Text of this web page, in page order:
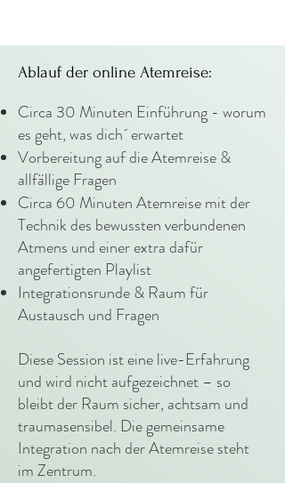
Ablauf der online Atemreise:
Circa 30 Minuten Einführung - worum
es geht, was dich´ erwartet
Vorbereitung auf die Atemreise &
allfällige Fragen
Circa 60 Minuten Atemreise mit der
Technik des bewussten verbundenen
Atmens und einer extra dafür
angefertigten Playlist
Integrationsrunde & Raum für
Austausch und Fragen
Diese Session ist eine live-Erfahrung
und wird nicht aufgezeichnet – so
bleibt der Raum sicher, achtsam und
traumasensibel. Die gemeinsame
Integration nach der Atemreise steht
im Zentrum.